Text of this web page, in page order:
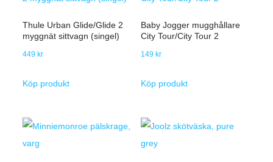
Thule Urban Glide/Glide 2
myggnät sittvagn (singel)
449 kr
Köp produkt
Baby Jogger mugghållare
City Tour/City Tour 2
149 kr
Köp produkt